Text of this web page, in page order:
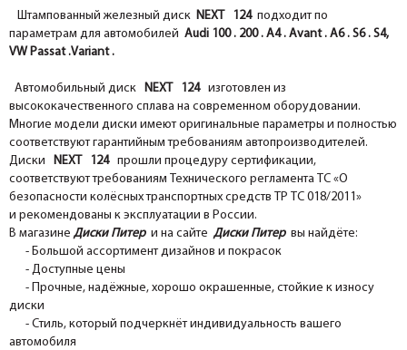
Штампованный железный диск NEXT 124подходит по
параметрам для автомобилей Audi 100 . 200 . A4 . Avant . A6 . S6 . S4,
VW Passat .Variant .
Автомобильный диск NEXT 124 изготовлен из
высококачественного сплава на современном оборудовании.
Многие модели диски имеют оригинальные параметры и полностью
соответствуют гарантийным требованиям автопроизводителей.
Диски NEXT 124 прошли процедуру сертификации,
соответствуют требованиям Технического регламента ТС «О
безопасности колёсных транспортных средств ТР ТС 018/2011»
и рекомендованы к эксплуатации в России.
В магазине Диски Питер и на сайте Диски Питер вы найдёте:
- Большой ассортимент дизайнов и покрасок
- Доступные цены
- Прочные, надёжные, хорошо окрашенные, стойкие к износу
диски
- Стиль, который подчеркнёт индивидуальность вашего
автомобиля